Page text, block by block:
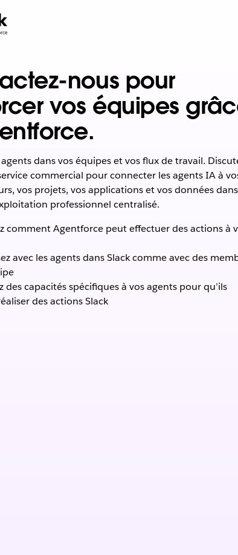
nous pour
vos équipes
dans vos équipes et vos flux de travail.
commercial pour connecter les agents IA à
vos projets, vos applications et vos données
professionnel centralisé.
comment Agentforce peut effectuer des actions à
avec les agents dans Slack comme avec des
des capacités spécifiques à vos agents pour qu’ils
des actions Slack